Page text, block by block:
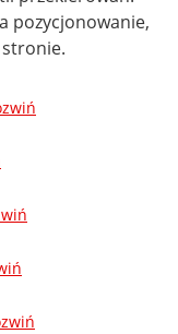
pozycjonowanie,